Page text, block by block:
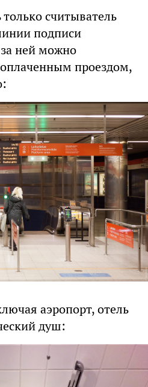
считыватель
подписи
ней можно
оплаченным проездом,
аэропорт, отель
душ: